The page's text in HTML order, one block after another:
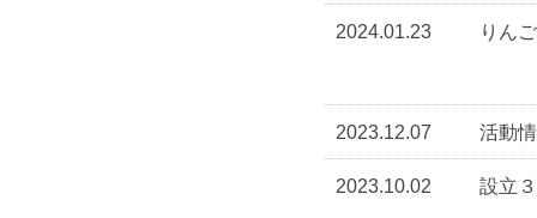
2024.01.23 りん
2023.12.07 活動
2023.10.02 設立